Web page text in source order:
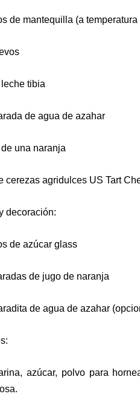
de mantequilla (a
tibia
de agua de azahar
una naranja
cerezas agridulces US Tart
decoración:
de azúcar glass
de jugo de naranja
de agua de azahar
azúcar, polvo para